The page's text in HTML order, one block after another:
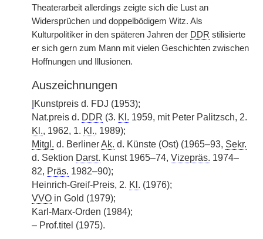
Theaterarbeit allerdings zeigte sich die Lust an
Widersprüchen und doppelbödigem Witz. Als
Kulturpolitiker in den späteren Jahren der DDR stilisierte
er sich gern zum Mann mit vielen Geschichten zwischen
Hoffnungen und Illusionen.
Auszeichnungen
Kunstpreis d. FDJ (1953);
Nat.preis d. DDR (3. Kl. 1959, mit Peter Palitzsch, 2.
Kl., 1962, 1. Kl., 1989);
Mitgl. d. BerlinerAk. d. Künste (Ost) (1965–93, Sekr.
d. Sektion Darst. Kunst 1965–74, Vizepräs. 1974–
82, Präs. 1982–90);
Heinrich-Greif-Preis, 2. Kl. (1976);
VVO in Gold (1979);
Karl-Marx-Orden (1984);
– Prof.titel (1975).